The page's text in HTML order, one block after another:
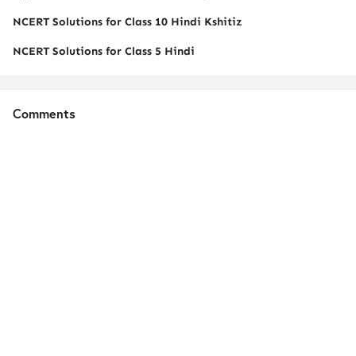
NCERT Solutions for Class 10 Hindi Kshitiz
NCERT Solutions for Class 5 Hindi
Comments